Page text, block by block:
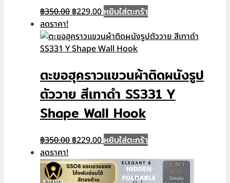
฿350.00 Original
was:
฿350.00.
฿229.00Current
is:
฿229.00.
หยิบใส่ตะกร้า
ลดราคา!
ตะขอฮุคราวแขวนผ้าติดผนังรูป
ตัววาย สีเทาดำ SS331 Y
Shape Wall Hook
฿350.00 Original
was:
฿350.00.
฿229.00Current
is:
฿229.00.
หยิบใส่ตะกร้า
ลดราคา!